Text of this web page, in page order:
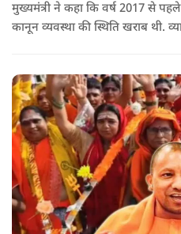
मुख्यमंत्री ने कहा कि वर्ष 2017 से
कानून व्यवस्था की स्थिति खराब थी.
हस्तशिल्पियों को उठाना पड़ा.